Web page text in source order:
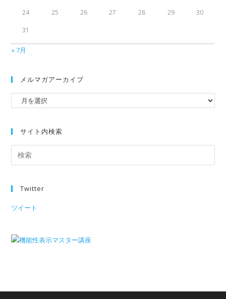
24 25 26 27 28 29 30
31
« 7月
メルマガアーカイブ
サイト内検索
Twitter
ツイート